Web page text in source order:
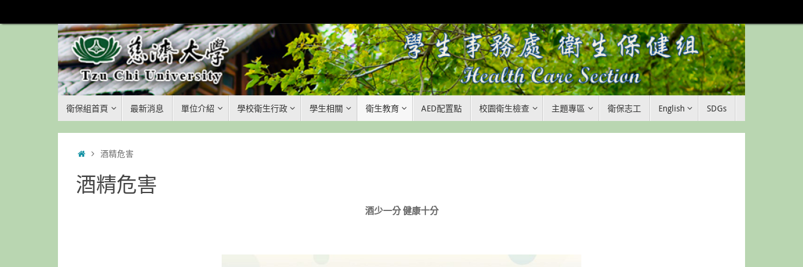
to
衛保組首頁 最新消息 單位介紹 學校衛生行政 學生相關 衛生教育 AED配置點 校園衛生檢查 主題專區 衛保志工 English SDGs
Home酒精危害
酒精危害
酒少一分 健康十分